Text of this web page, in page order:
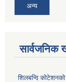
अन्य
सार्वजनिक
शिलबन्दि कोटेशनको